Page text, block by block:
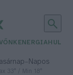
ENERGIA
– Napos
33° / Min 18°